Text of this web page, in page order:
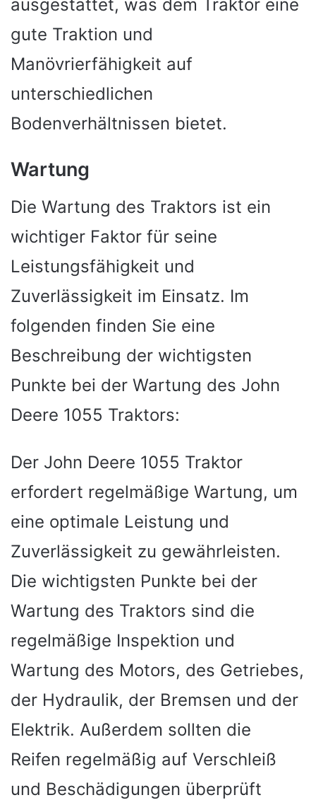
ausgestattet, was dem Traktor eine
gute Traktion und
Manövrierfähigkeit auf
unterschiedlichen
Bodenverhältnissen bietet.
Wartung
Die Wartung des Traktors ist ein
wichtiger Faktor für seine
Leistungsfähigkeit und
Zuverlässigkeit im Einsatz. Im
folgenden finden Sie eine
Beschreibung der wichtigsten
Punkte bei der Wartung des John
Deere 1055 Traktors:
Der John Deere 1055 Traktor
erfordert regelmäßige Wartung, um
eine optimale Leistung und
Zuverlässigkeit zu gewährleisten.
Die wichtigsten Punkte bei der
Wartung des Traktors sind die
regelmäßige Inspektion und
Wartung des Motors, des Getriebes,
der Hydraulik, der Bremsen und der
Elektrik. Außerdem sollten die
Reifen regelmäßig auf Verschleiß
und Beschädigungen überprüft